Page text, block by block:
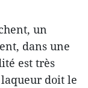
un
dans une
est très
doit le